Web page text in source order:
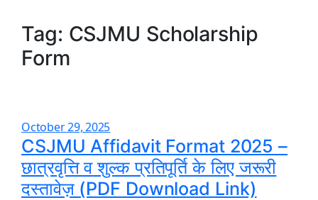
Tag: CSJMU Scholarship
Form
October 29, 2025
CSJMU Affidavit Format 2025 –
छात्रवृत्ति व शुल्क प्रतिपूर्ति के लिए जरूरी
दस्तावेज़ (PDF Download Link)